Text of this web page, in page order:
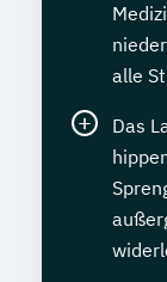
alle
Das